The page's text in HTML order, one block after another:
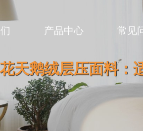
产品中心 常见
天鹅绒层压面料：